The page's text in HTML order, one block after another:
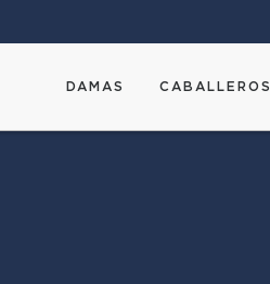
DAMAS CABALLEROS